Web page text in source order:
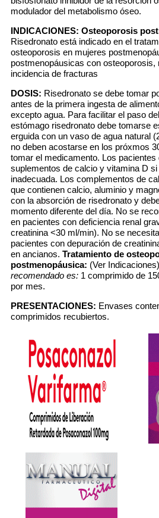
modulador del metabolismo óseo.
INDICACIONES: Osteoporosis
Risedronato está indicado en el
osteoporosis en mujeres
postmenopáusicas con osteoporosis,
incidencia de fracturas
DOSIS: Risedronato se debe tomar
antes de la primera ingesta de
excepto agua. Para facilitar el paso
estómago risedronato debe tomarse
erguida con un vaso de agua natural
no deben acostarse en los próxmos
tomar el medicamento. Los pacientes
suplementos de calcio y vitamina D
inadecuada. Los complementos de
que contienen calcio, aluminio y
con la absorción de risedronato y
momento diferente del día. No se
en pacientes con deficiencia renal
creatinina <30 ml/min). No se
pacientes con depuración de
en ancianos. Tratamiento de
postmenopáusica: (Ver
recomendado es: 1 comprimido de
por mes.
PRESENTACIONES: Envases
comprimidos recubiertos.